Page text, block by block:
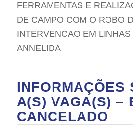
FERRAMENTAS E
DE CAMPO COM O ROBO
INTERVENCAO EM LINHAS
ANNELIDA
INFORMAÇÕES
A(S) VAGA(S) –
CANCELADO